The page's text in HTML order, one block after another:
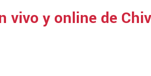
vivo y online de